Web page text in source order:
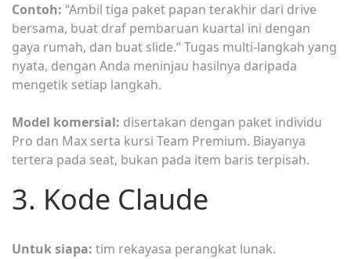
Contoh: “Ambil tiga paket papan terakhir dari drive
bersama, buat draf pembaruan kuartal ini dengan
gaya rumah, dan buat slide.” Tugas multi-langkah yang
nyata, dengan Anda meninjau hasilnya daripada
mengetik setiap langkah.
Model komersial: disertakan dengan paket individu
Pro dan Max serta kursi Team Premium. Biayanya
tertera pada seat, bukan pada item baris terpisah.
3. Kode Claude
Untuk siapa: tim rekayasa perangkat lunak.